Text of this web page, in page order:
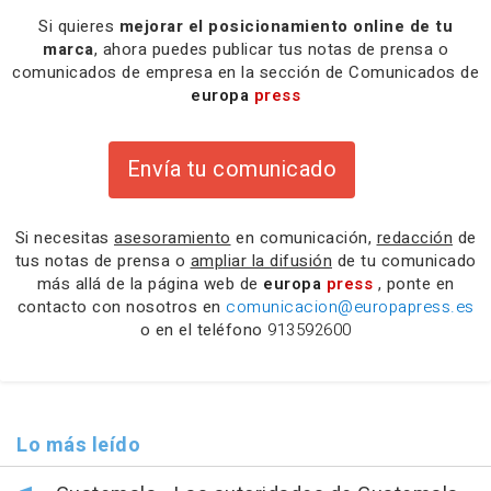
Si quieres mejorar el posicionamiento online de tu
marca, ahora puedes publicar tus notas de prensa o
comunicados de empresa en la sección de Comunicados de
europa press
Envía tu comunicado
Si necesitas asesoramiento en comunicación, redacción de
tus notas de prensa o ampliar la difusión de tu comunicado
más allá de la página web de europa press , ponte en
contacto con nosotros en comunicacion@europapress.es
o en el teléfono 913592600
Lo más leído